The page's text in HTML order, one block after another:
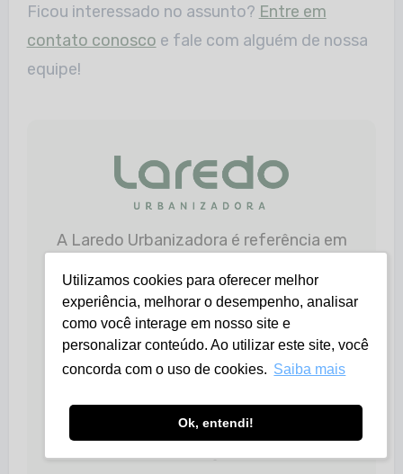
Utilizamos cookies para oferecer melhor
experiência, melhorar o desempenho, analisar
como você interage em nosso site e
personalizar conteúdo. Ao utilizar este site, você
concorda com o uso de cookies. Saiba mais
Ok, entendi!
Ficou interessado no assunto? Entre em
contato conosco e fale com alguém de nossa
equipe!
A Laredo Urbanizadora é referência em
qualidade, segurança e alta
valorização.
Se você busca proteger e fazer
crescer seu patrimônio, descubra
as oportunidades exclusivas que
oferecemos em localizações